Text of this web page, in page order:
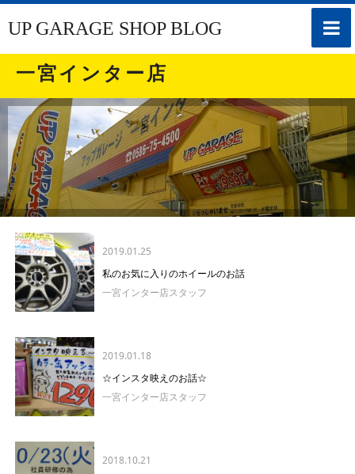
toggle
UP GARAGE SHOP BLOG
一宮インター店
2019.01.25
私のお気に入りのホイールのお話
一宮インター店スタッフ
2019.01.18
☆インスタ映えのお話☆
一宮インター店スタッフ
2018.10.21